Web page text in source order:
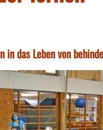
in das Leben von